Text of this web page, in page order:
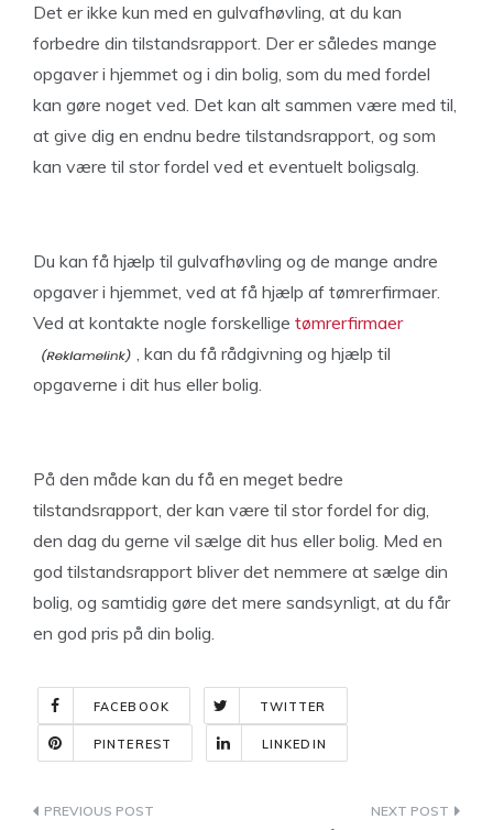
Det er ikke kun med en gulvafhøvling, at du kan
forbedre din tilstandsrapport. Der er således mange
opgaver i hjemmet og i din bolig, som du med fordel
kan gøre noget ved. Det kan alt sammen være med til,
at give dig en endnu bedre tilstandsrapport, og som
kan være til stor fordel ved et eventuelt boligsalg.
Du kan få hjælp til gulvafhøvling og de mange andre
opgaver i hjemmet, ved at få hjælp af tømrerfirmaer.
Ved at kontakte nogle forskellige tømrerfirmaer
, kan du få rådgivning og hjælp til
opgaverne i dit hus eller bolig.
På den måde kan du få en meget bedre
tilstandsrapport, der kan være til stor fordel for dig,
den dag du gerne vil sælge dit hus eller bolig. Med en
god tilstandsrapport bliver det nemmere at sælge din
bolig, og samtidig gøre det mere sandsynligt, at du får
en god pris på din bolig.
FACEBOOK TWITTER
PINTEREST LINKEDIN
Indlægsnavigation